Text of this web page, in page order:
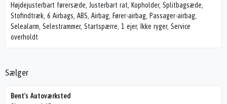
Sælger
Bent's Autoværksted
Højdejusterbart førersæde, Justerbart rat, Kopholder, Splitbagsæde,
Stofindtræk, 6 Airbags, ABS, Airbag, Fører-airbag, Passager-airbag,
Selealarm, Selestrammer, Startspærre, 1 ejer, Ikke ryger, Service
overholdt